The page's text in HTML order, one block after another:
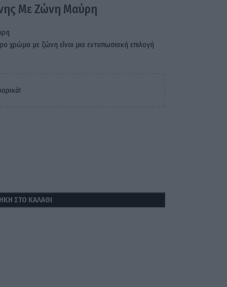
Με Ζώνη Μαύρη
χρώμα με ζώνη είναι μια εντυπωσιακή επιλογή
ΣΤΟ ΚΑΛΆΘΙ